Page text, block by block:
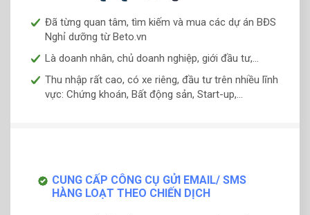
Đã từng quan tâm, tìm kiếm và mua các dự án BĐS
Nghỉ dưỡng từ Beto.vn
Là doanh nhân, chủ doanh nghiệp, giới đầu tư,...
Thu nhập rất cao, có xe riêng, đầu tư trên nhiều lĩnh
vực: Chứng khoán, Bất động sản, Start-up,...
CUNG CẤP CÔNG CỤ GỬI EMAIL/ SMS
HÀNG LOẠT THEO CHIẾN DỊCH